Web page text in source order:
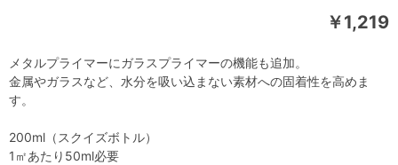
￥1,219
メタルプライマーにガラスプライマーの機能も追加。
金属やガラスなど、水分を吸い込まない素材への固着性を高めま
す。
200ml（スクイズボトル）
1㎡あたり50ml必要